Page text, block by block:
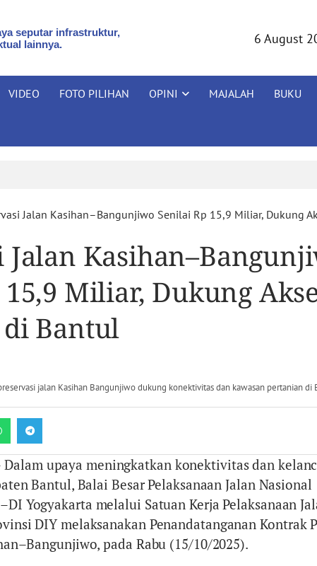
seputar infrastruktur,
lainnya.
6 August
VIDEO FOTO PILIHAN OPINI MAJALAH BUKU
Jalan Kasihan–Bangunjiwo Senilai Rp 15,9 Miliar, Dukung
Jalan
Miliar, Dukung
Bantul
jalan Kasihan Bangunjiwo dukung konektivitas dan kawasan pertanian di
upaya meningkatkan konektivitas dan
Bantul, Balai Besar Pelaksanaan Jalan Nasional
Yogyakarta melalui Satuan Kerja Pelaksanaan
DIY melaksanakan Penandatanganan Kontrak
pada Rabu (15/10/2025).